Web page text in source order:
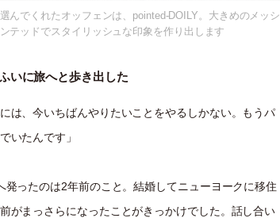
んでくれたオッフェンは、pointed-DOILY。大きめのメッシ
テッドでスタイリッシュな印象を作り出します
いに旅へと歩き出した
は、今いちばんやりたいことをやるしかない。もうパ
いたんです」
発ったのは2年前のこと。結婚してニューヨークに移住
がまっさらになったことがきっかけでした。話し合い